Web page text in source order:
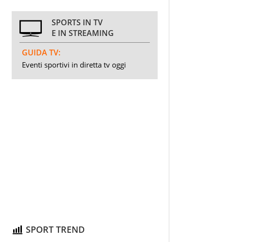
SPORTS IN TV
E IN STREAMING
GUIDA TV:
Eventi sportivi in diretta tv oggi
SPORT TREND